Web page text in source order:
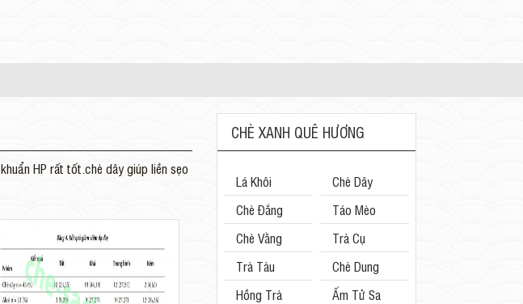
HP rất tốt.chè dây giúp liền sẹo
CHÈ XANH QUÊ HƯƠNG
Lá Khôi
Chè Dây
Chè Đắng
Táo Mèo
Chè Vằng
Trà Cụ
Trà Tàu
Chè Dung
Hồng Trà
Ấm Tử Sa